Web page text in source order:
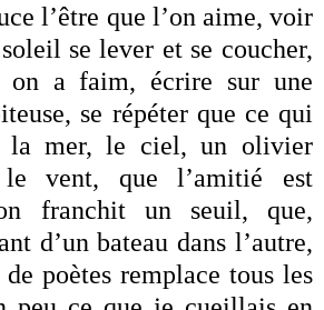
l’être que l’on aime, voir
se lever et se coucher,
on a faim, écrire sur une
se répéter que ce qui
la mer, le ciel, un olivier
le vent, que l’amitié est
franchit un seuil, que,
d’un bateau dans l’autre,
poètes remplace tous les